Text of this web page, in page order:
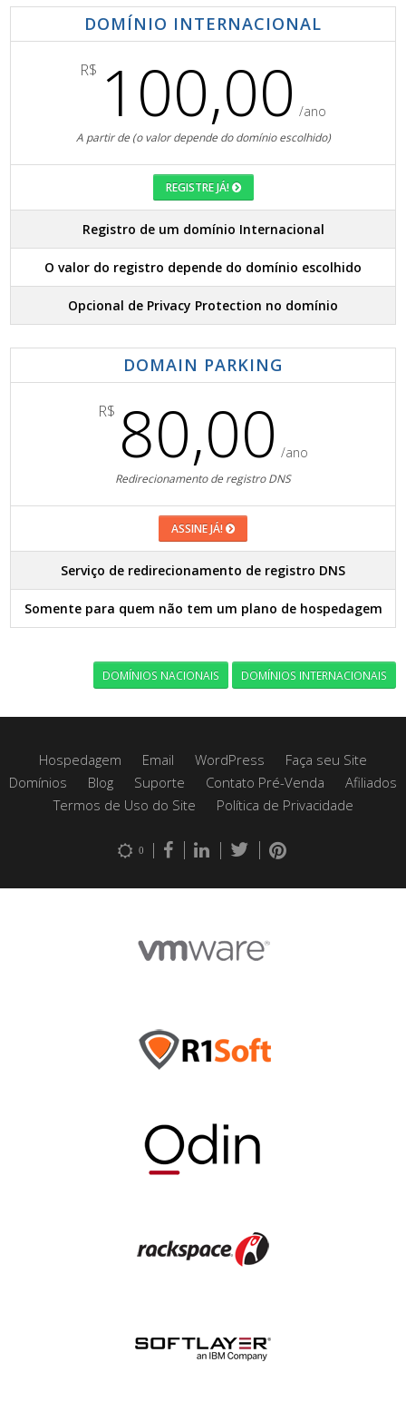
DOMÍNIO INTERNACIONAL
R$ 100,00 /ano
A partir de (o valor depende do domínio escolhido)
REGISTRE JÁ!
Registro de um domínio Internacional
O valor do registro depende do domínio escolhido
Opcional de Privacy Protection no domínio
DOMAIN PARKING
R$ 80,00 /ano
Redirecionamento de registro DNS
ASSINE JÁ!
Serviço de redirecionamento de registro DNS
Somente para quem não tem um plano de hospedagem
DOMÍNIOS NACIONAIS DOMÍNIOS INTERNACIONAIS
Hospedagem Email WordPress
Faça seu Site
Domínios
Blog Suporte Contato Pré-Venda
Afiliados
Termos de Uso do Site
Política de Privacidade
0